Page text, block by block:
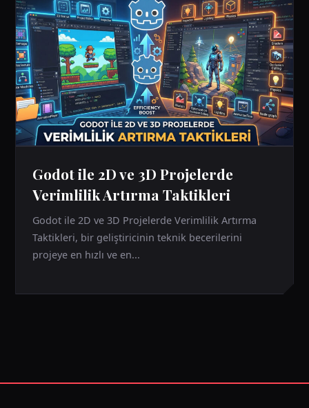
Godot ile 2D ve 3D Projelerde
Verimlilik Artırma Taktikleri
Godot ile 2D ve 3D Projelerde Verimlilik Artırma
Taktikleri, bir geliştiricinin teknik becerilerini
projeye en hızlı ve en...